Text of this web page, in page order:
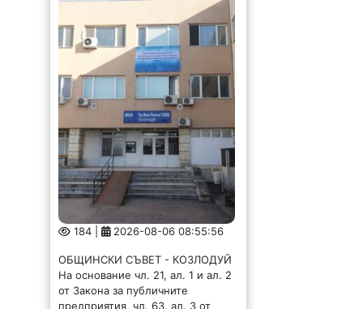
184 | 2026-08-06 08:55:56
ОБЩИНСКИ СЪВЕТ - КОЗЛОДУЙ
На основание чл. 21, ал. 1 и ал. 2
от Закона за публичните
предприятия, чл. 63, ал. 3 от
Закона за лечебните заведения,
чл. 44 от Наредба...